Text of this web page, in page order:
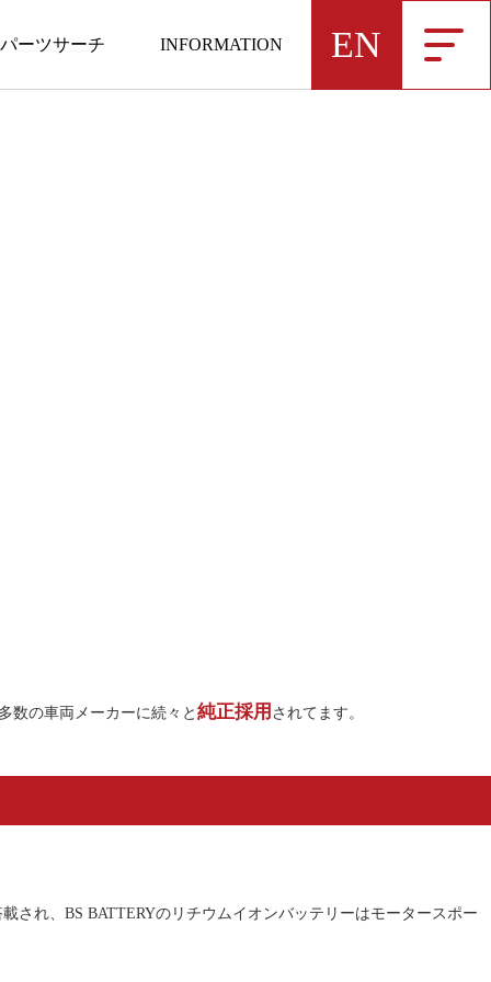
ーツサーチ INFORMATION EN
数の車両メーカーに続々と 純正採用 されてます。
載され、BS BATTERYのリチウムイオンバッテリーはモータースポー